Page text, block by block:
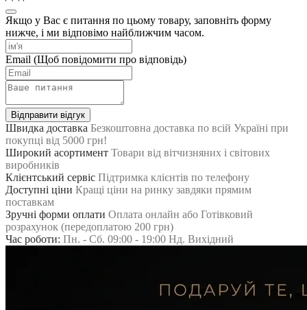
Якщо у Вас є питання по цьому товару, заповніть форму
нижче, і ми відповімо найближчим часом.
Email (Щоб повідомити про відповідь)
Відправити відгук
Швидка доставка Безкоштовна доставка по всій Україні при
покупці від 5000 грн!
Широкий асортимент Товари від вітчизняних і світових
виробників
Клієнтський сервіс Підтримка клієнтів по телефону
Доступні ціни Кращі ціни на ринку завдяки прямим
поставкам
Зручні форми оплати Оплата онлайн або Готівковий
розрахунок (передоплатою 200 грн)
Час роботи: Пн. - Сб. 09:00 - 19:00 Нд. Вихідний